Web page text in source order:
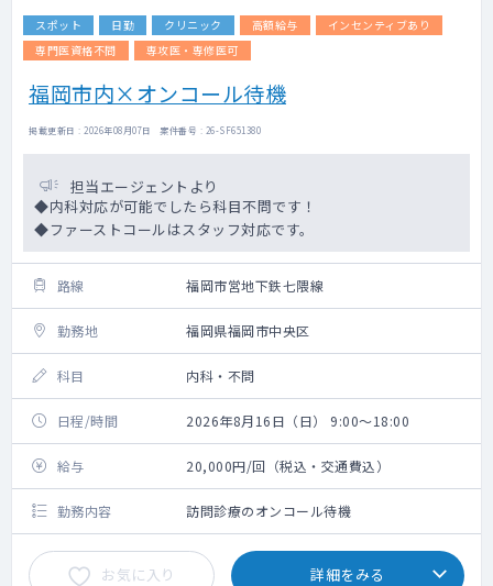
スポット 日勤 クリニック 高額給与
インセンティブあり
専門医資格不問
専攻医・専修医可
福岡市内×オンコール待機
掲載更新日 : 2026年08月07日 案件番号 : 26-SF651380
担当エージェントより
◆内科対応が可能でしたら科目不問です！
◆ファーストコールはスタッフ対応です。
路線 福岡市営地下鉄七隈線
勤務地 福岡県福岡市中央区
科目 内科・不問
日程/時間 2026年8月16日（日） 9:00～18:00
給与 20,000円/回（税込・交通費込）
勤務内容 訪問診療のオンコール待機
お気に入り 詳細をみる